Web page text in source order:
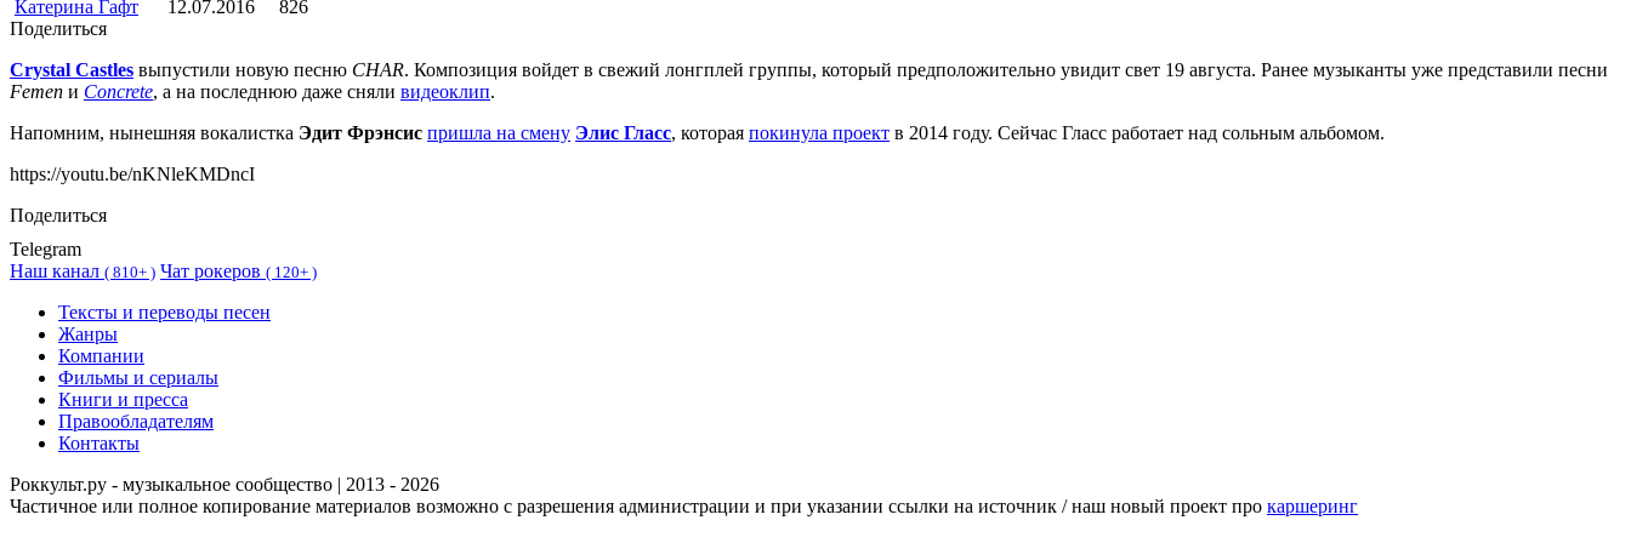
Катерина Гафт 12.07.2016
826
Поделиться
Crystal Castles выпустили новую песню CHAR. Композиция войдет в свежий лонгплей группы, который предположительно увидит свет 19 августа. Ранее музыканты уже представили песни
Femen и Concrete, а на последнюю даже сняли видеоклип.
Напомним, нынешняя вокалистка Эдит Фрэнсис пришла на смену Элис Гласс, которая покинула проект в 2014 году. Сейчас Гласс работает над сольным альбомом.
https://youtu.be/nKNleKMDncI
Поделиться
Telegram
Наш канал ( 810+ ) Чат рокеров ( 120+ )
Тексты и переводы песен
Жанры
Компании
Фильмы и сериалы
Книги и пресса
Правообладателям
Контакты
Роккульт.ру - музыкальное сообщество | 2013 - 2026
Частичное или полное копирование материалов возможно с разрешения администрации и при указании ссылки на источник / наш новый проект про каршеринг